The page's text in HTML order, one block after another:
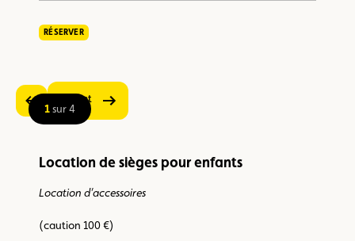
RÉSERVER
Précédent
Suivant
Location de sièges pour enfants
Location d’accessoires
(caution 100 €)
1sur 4